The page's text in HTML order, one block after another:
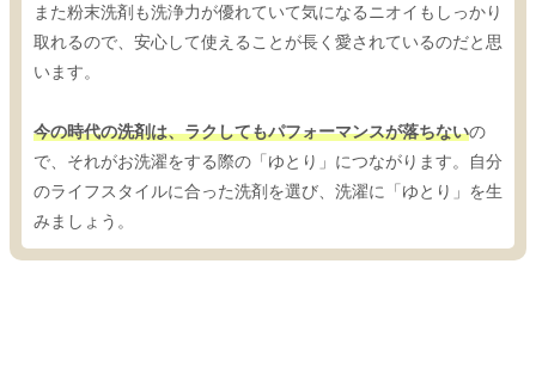
また粉末洗剤も洗浄力が優れていて気になるニオイもしっかり
取れるので、安心して使えることが長く愛されているのだと思
います。
今の時代の洗剤は、ラクしてもパフォーマンスが落ちないの
で、それがお洗濯をする際の「ゆとり」につながります。自分
のライフスタイルに合った洗剤を選び、洗濯に「ゆとり」を生
みましょう。